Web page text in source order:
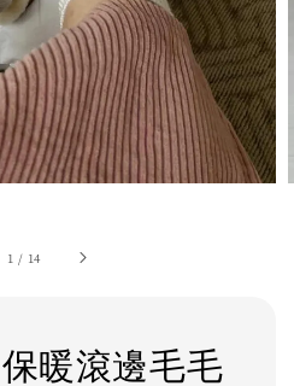
1 / 14
暖滾邊毛毛